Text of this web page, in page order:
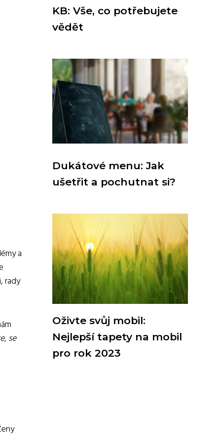
a
rady
se
KB: Vše, co potřebujete
vědět
Dukátové menu: Jak
ušetřit a pochutnat si?
Oživte svůj mobil:
Nejlepší tapety na mobil
pro rok 2023